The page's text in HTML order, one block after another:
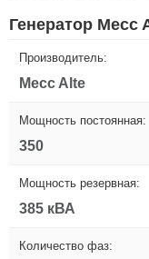
Генератор Mecc
Производитель:
Mecc Alte
Мощность постоянная:
350
Мощность резервная:
385 кВА
Количество фаз: